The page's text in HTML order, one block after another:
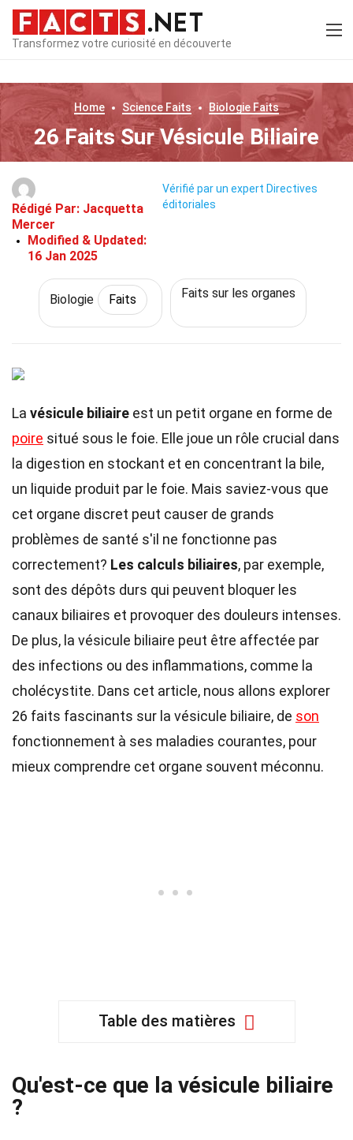
Transformez votre curiosité en découverte
Home Science Faits Biologie Faits
26 Faits Sur Vésicule Biliaire
Rédigé Par: Jacquetta
Mercer
Modified & Updated:
16 Jan 2025
Vérifié par un expert Directives
éditoriales
Biologie Faits Faits sur les organes
La vésicule biliaire est un petit organe en forme de
poire situé sous le foie. Elle joue un rôle crucial dans
la digestion en stockant et en concentrant la bile,
un liquide produit par le foie. Mais saviez-vous que
cet organe discret peut causer de grands
problèmes de santé s'il ne fonctionne pas
correctement? Les calculs biliaires, par exemple,
sont des dépôts durs qui peuvent bloquer les
canaux biliaires et provoquer des douleurs intenses.
De plus, la vésicule biliaire peut être affectée par
des infections ou des inflammations, comme la
cholécystite. Dans cet article, nous allons explorer
26 faits fascinants sur la vésicule biliaire, de son
fonctionnement à ses maladies courantes, pour
mieux comprendre cet organe souvent méconnu.
Table des matières
Qu'est-ce que la vésicule biliaire
?